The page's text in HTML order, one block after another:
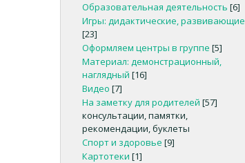
Образовательная деятельность [6]
Игры: дидактические, развивающие
[23]
Оформляем центры в группе [5]
Материал: демонстрационный,
наглядный [16]
Видео [7]
На заметку для родителей [57]
консультации, памятки,
рекомендации, буклеты
Спорт и здоровье [9]
Картотеки [1]